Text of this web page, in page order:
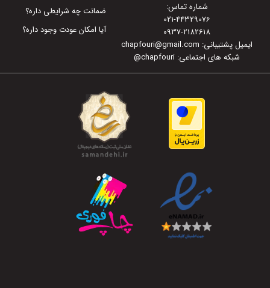
شماره تماس:
021-44329076
0937-2182618
ایمیل پشتیبانی: chapfouri@gmail.com
شبکه های اجتماعی: chapfouri
@
ضمانت چه شرایطی داره؟
آیا امکان عودت وجود داره؟